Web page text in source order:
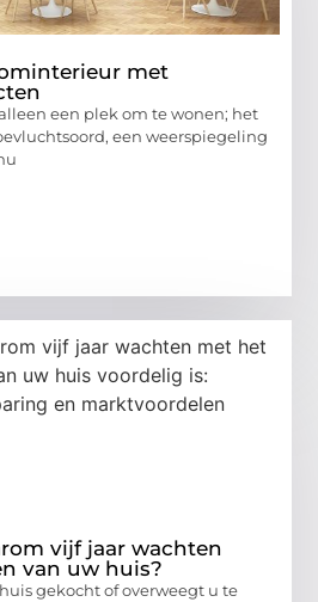
met
een plek om te wonen; het
een weerspiegeling
vijf jaar wachten
van uw huis?
gekocht of overweegt u te